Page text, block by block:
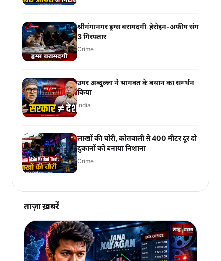
श्रीगंगानगर ड्रग्स बरामदगी: हेरोइन-अफीम संग
3 गिरफ्तार
Crime
उमर अब्दुल्ला ने भागवत के बयान का समर्थन
किया
India
लाखों की चोरी, कोतवाली से 400 मीटर दूर दो
दुकानों को बनाया निशाना
Crime
ताज़ा ख़बरें